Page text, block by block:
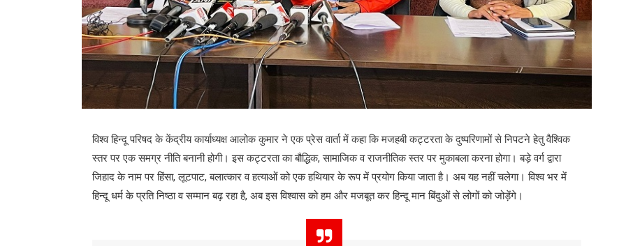
विश्व हिन्दू परिषद के केंद्रीय कार्याध्यक्ष आलोक कुमार ने एक प्रेस वार्ता में कहा कि मजहबी कट्टरता के दुष्परिणामों से निपटने हेतु वैश्विक
स्तर पर एक समग्र नीति बनानी होगी। इस कट्टरता का बौद्धिक,सामाजिक व राजनीतिक स्तर पर मुकाबला करना होगा। बड़े वर्ग द्वारा
जिहाद के नाम पर हिंसा,लूटपाट,बलात्कार व हत्याओं को एक हथियार के रूप में प्रयोग किया जाता है। अब यह नहीं चलेगा। विश्व भर में
हिन्दू धर्म के प्रति निष्ठा व सम्मान बढ़ रहा है, अब इस विश्वास को हम और मजबूत कर हिन्दू मान बिंदुओं से लोगों को जोड़ेंगे ।